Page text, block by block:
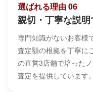
選ばれる理由 06
親切・丁寧な説
専門知識がないお客様
査定額の根拠を丁寧に
の直営3店舗で培った
査定を提供しています。